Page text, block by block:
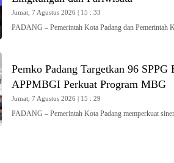
Jumat, 7 Agustus 2026 | 15 : 33
PADANG – Pemerintah Kota Padang dan Pemerintah
Pemko Padang Targetkan 96 SPPG
APPMBGI Perkuat Program MBG
Jumat, 7 Agustus 2026 | 15 : 29
PADANG – Pemerintah Kota Padang memperkuat